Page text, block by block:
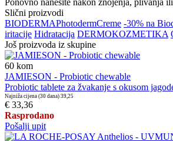
Slični proizvodi
BIODERMAPhotodermCreme -30% na
iritacije Hidratacija DERMOKOZMETIKA
Još proizvoda iz skupine
60 kom
JAMIESON - Probiotic chewable
Probiotic tablete za žvakanje s okusom
Najniža cijena (30 dana) 39,25
€ 33,36
Rasprodano
Pošalji upit